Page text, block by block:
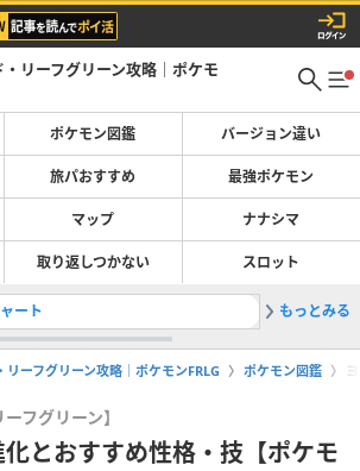
リーフグリーン攻略｜ポケモ
ポケモン図鑑 バージョン違い
旅パおすすめ 最強ポケモン
マップ ナナシマ
取り返しつかない スロット
ート 2ポケモ
もっとみる
リーフグリーン攻略｜ポケモンFRLG ポケモン図鑑
フグリーン】
とおすすめ性格・技【ポケモ